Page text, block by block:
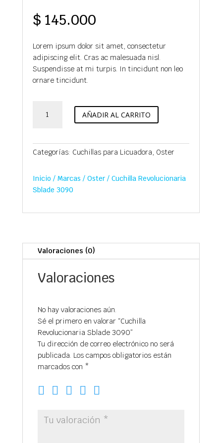
$ 145.000
Lorem ipsum dolor sit amet, consectetur
adipiscing elit. Cras ac malesuada nisl.
Suspendisse at mi turpis. In tincidunt non leo
ornare tincidunt.
Revolucionaria
cantidad
AÑADIR AL CARRITO
Categorías: Cuchillas para Licuadora, Oster
Inicio / Marcas / Oster/ Cuchilla Revolucionaria
Sblade 3090
Valoraciones (0)
Valoraciones
No hay valoraciones aún.
Sé el primero en valorar “Cuchilla
Revolucionaria Sblade 3090”
Tu dirección de correo electrónico no será
publicada. Los campos obligatorios están
marcados con *